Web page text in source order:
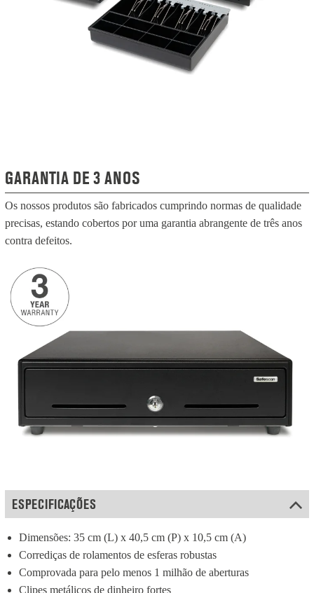
GARANTIA DE 3 ANOS
Os nossos produtos são fabricados cumprindo normas de qualidade
precisas, estando cobertos por uma garantia abrangente de três anos
contra defeitos.
ESPECIFICAÇÕES
Dimensões: 35 cm (L) x 40,5 cm (P) x 10,5 cm (A)
Corrediças de rolamentos de esferas robustas
Comprovada para pelo menos 1 milhão de aberturas
Clipes metálicos de dinheiro fortes